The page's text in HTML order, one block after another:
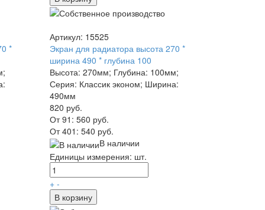
*
Артикул: 15525
Экран для радиатора высота 270 *
ширина 490 * глубина 100
Высота: 270мм; Глубина: 100мм;
Серия: Классик эконом; Ширина:
490мм
820 руб.
От 91: 560 руб.
От 401: 540 руб.
В наличии
Единицы измерения: шт.
+ -
В корзину